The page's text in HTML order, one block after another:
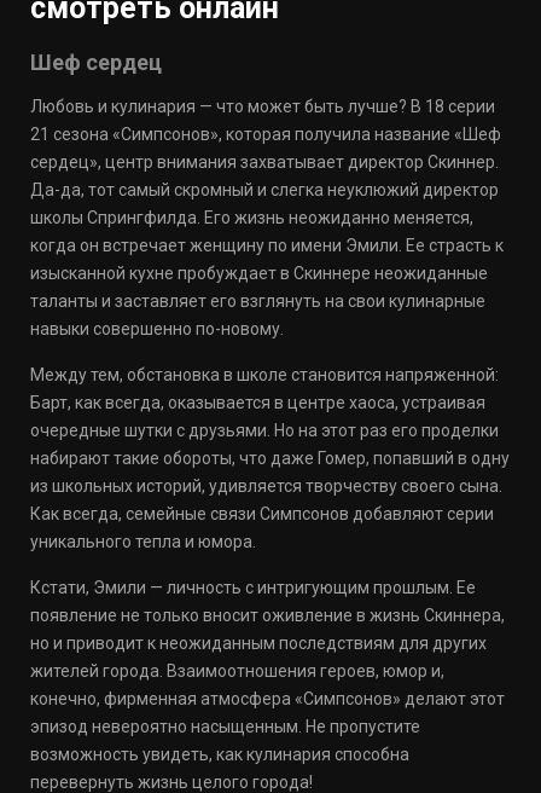
смотреть онлайн
Шеф сердец
Любовь и кулинария — что может быть лучше? В 18 серии
21 сезона «Симпсонов», которая получила название «Шеф
сердец», центр внимания захватывает директор Скиннер.
Да-да, тот самый скромный и слегка неуклюжий директор
школы Спрингфилда. Его жизнь неожиданно меняется,
когда он встречает женщину по имени Эмили. Ее страсть к
изысканной кухне пробуждает в Скиннере неожиданные
таланты и заставляет его взглянуть на свои кулинарные
навыки совершенно по-новому.
Между тем, обстановка в школе становится напряженной:
Барт, как всегда, оказывается в центре хаоса, устраивая
очередные шутки с друзьями. Но на этот раз его проделки
набирают такие обороты, что даже Гомер, попавший в одну
из школьных историй, удивляется творчеству своего сына.
Как всегда, семейные связи Симпсонов добавляют серии
уникального тепла и юмора.
Кстати, Эмили — личность с интригующим прошлым. Ее
появление не только вносит оживление в жизнь Скиннера,
но и приводит к неожиданным последствиям для других
жителей города. Взаимоотношения героев, юмор и,
конечно, фирменная атмосфера «Симпсонов» делают этот
эпизод невероятно насыщенным. Не пропустите
возможность увидеть, как кулинария способна
перевернуть жизнь целого города!